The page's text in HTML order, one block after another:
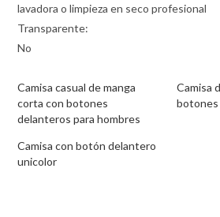
lavadora o limpieza en seco profesional
Transparente:
No
Camisa casual de manga
corta con botones
delanteros para hombres
Camisa
botones
Camisa con botón delantero
unicolor